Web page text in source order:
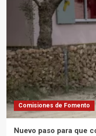
Comisiones de Fomento
Nuevo paso para que